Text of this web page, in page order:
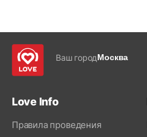
Ваш городМосква
Love Info
Правила проведения